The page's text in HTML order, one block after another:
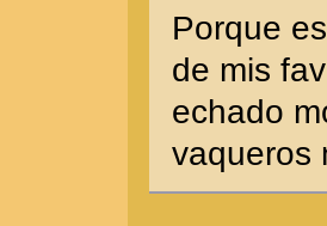
Porque
de mis
echado
vaqueros